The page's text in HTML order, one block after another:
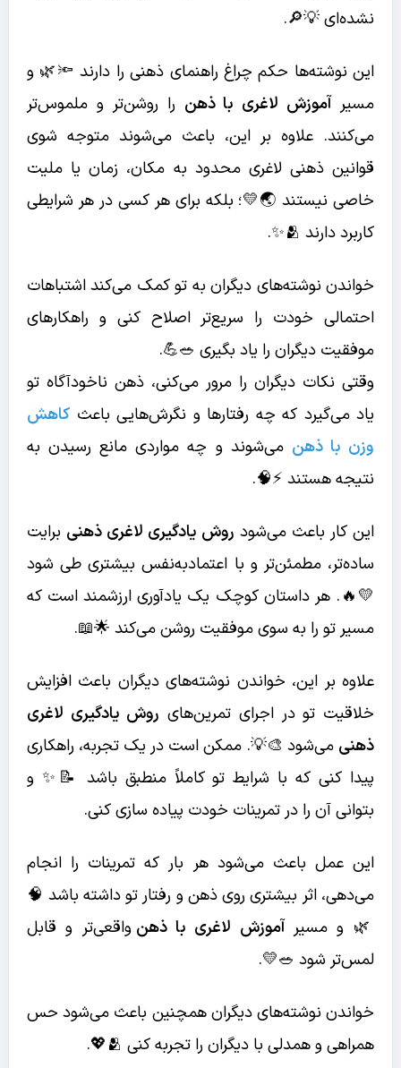
نشده‌ای 💡🔎.
این نوشته‌ها حکم چراغ راهنمای ذهنی را دارند 🔦🌿 و
مسیرآموزش لاغری با ذهن را روشن‌تر و ملموس‌تر
می‌کنند. علاوه بر این، باعث می‌شوند متوجه شوی
قوانین ذهنی لاغری محدود به مکان، زمان یا ملیت
خاصی نیستند 🌏💛؛ بلکه برای هر کسی در هر شرایطی
کاربرد دارند 🫂✨.
خواندن نوشته‌های دیگران به تو کمک می‌کند اشتباهات
احتمالی خودت را سریع‌تر اصلاح کنی و راهکارهای
موفقیت دیگران را یاد بگیری 🥗💪.
وقتی نکات دیگران را مرور می‌کنی، ذهن ناخودآگاه تو
یاد می‌گیرد که چه رفتارها و نگرش‌هایی باعث کاهش
وزن با ذهن می‌شوند و چه مواردی مانع رسیدن به
نتیجه هستند ⚡🧠.
این کار باعث می‌شود روش یادگیری لاغری ذهنی برایت
ساده‌تر، مطمئن‌تر و با اعتمادبه‌نفس بیشتری طی شود
💛🔥. هر داستان کوچک یک یادآوری ارزشمند است که
مسیر تو را به سوی موفقیت روشن می‌کند 🌟📖.
علاوه بر این، خواندن نوشته‌های دیگران باعث افزایش
خلاقیت تو در اجرای تمرین‌های روش یادگیری لاغری
ذهنی می‌شود 🎨💡. ممکن است در یک تجربه، راهکاری
پیدا کنی که با شرایط تو کاملاً منطبق باشد 📝✨ و
بتوانی آن را در تمرینات خودت پیاده سازی کنی.
این عمل باعث می‌شود هر بار که تمرینات را انجام
می‌دهی، اثر بیشتری روی ذهن و رفتار تو داشته باشد 🧠
🌿 و مسیرآموزش لاغری با ذهن واقعی‌تر و قابل
لمس‌تر شود 🥗💛.
خواندن نوشته‌های دیگران همچنین باعث می‌شود حس
همراهی و همدلی با دیگران را تجربه کنی 🫂💖.